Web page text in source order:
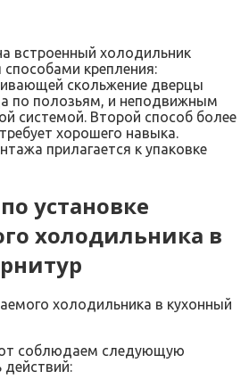
встроенный холодильник
крепления:
скольжение дверцы
по полозьям, и неподвижным
системой. Второй способ более
хорошего навыка.
прилагается к упаковке
установке
холодильника в
соблюдаем следующую
действий: